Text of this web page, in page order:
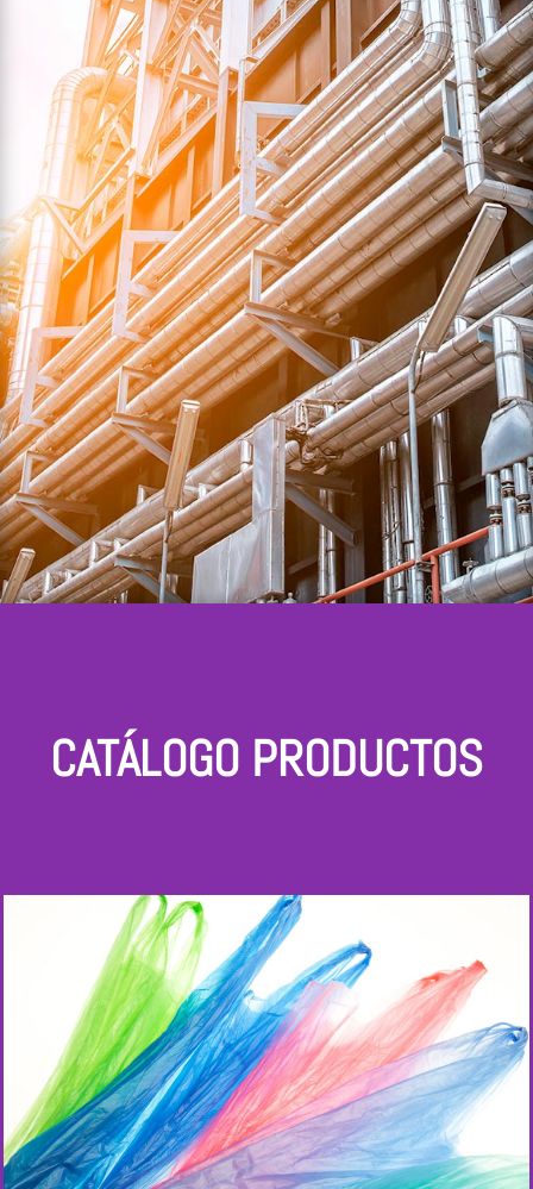
CATÁLOGO PRODUCTOS